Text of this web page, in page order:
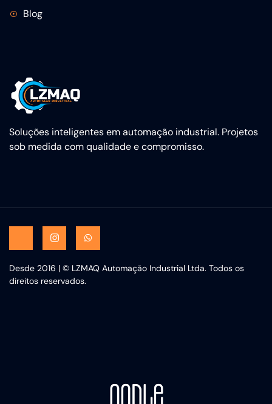
Soluções inteligentes em automação industrial. Projetos
sob medida com qualidade e compromisso.
Blog
Desde 2016 | © LZMAQ Automação Industrial Ltda. Todos os
direitos reservados.